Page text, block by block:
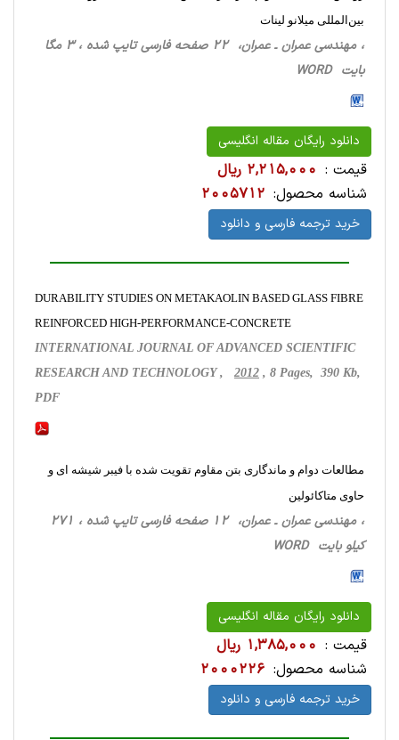
بین‌المللی میلانو لینات
، مهندسی عمران ـ عمران، 22 صفحه فارسی تایپ شده ، 3 مگا
بایت WORD
دانلود رایگان مقاله انگلیسی
قیمت : 2,215,000 ریال
شناسه محصول: 2005712
خرید ترجمه فارسی و دانلود
DURABILITY STUDIES ON METAKAOLIN BASED GLASS FIBRE
REINFORCED HIGH-PERFORMANCE-CONCRETE
INTERNATIONAL JOURNAL OF ADVANCED SCIENTIFIC
RESEARCH AND TECHNOLOGY , 2012 , 8 Pages, 390 Kb,
PDF
مطالعات دوام و ماندگاری بتن مقاوم تقویت شده با فیبر شیشه ای و
حاوی متاکائولین
، مهندسی عمران ـ عمران، 12 صفحه فارسی تایپ شده ، 271
کیلو بایت WORD
دانلود رایگان مقاله انگلیسی
قیمت : 1,385,000 ریال
شناسه محصول: 2000226
خرید ترجمه فارسی و دانلود